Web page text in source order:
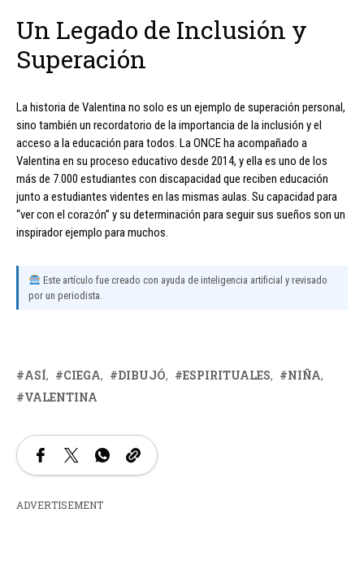
Un Legado de Inclusión y
Superación
La historia de Valentina no solo es un ejemplo de superación personal,
sino también un recordatorio de la importancia de la inclusión y el
acceso a la educación para todos. La ONCE ha acompañado a
Valentina en su proceso educativo desde 2014, y ella es uno de los
más de 7.000 estudiantes con discapacidad que reciben educación
junto a estudiantes videntes en las mismas aulas. Su capacidad para
“ver con el corazón” y su determinación para seguir sus sueños son un
inspirador ejemplo para muchos.
Este artículo fue creado con ayuda de inteligencia artificial y revisado
por un periodista.
ASÍ CIEGA DIBUJÓ ESPIRITUALES
NIÑA
VALENTINA
ADVERTISEMENT